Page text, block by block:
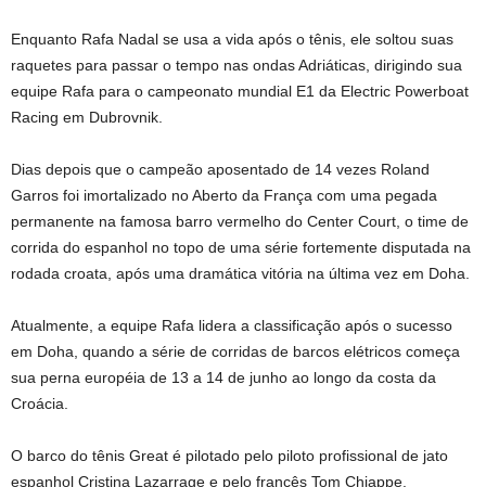
Enquanto Rafa Nadal se usa a vida após o tênis, ele soltou suas
raquetes para passar o tempo nas ondas Adriáticas, dirigindo sua
equipe Rafa para o campeonato mundial E1 da Electric Powerboat
Racing em Dubrovnik.
Dias depois que o campeão aposentado de 14 vezes Roland
Garros foi imortalizado no Aberto da França com uma pegada
permanente na famosa barro vermelho do Center Court, o time de
corrida do espanhol no topo de uma série fortemente disputada na
rodada croata, após uma dramática vitória na última vez em Doha.
Atualmente, a equipe Rafa lidera a classificação após o sucesso
em Doha, quando a série de corridas de barcos elétricos começa
sua perna européia de 13 a 14 de junho ao longo da costa da
Croácia.
O barco do tênis Great é pilotado pelo piloto profissional de jato
espanhol Cristina Lazarrage e pelo francês Tom Chiappe.